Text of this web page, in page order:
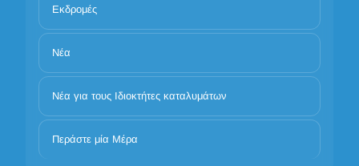
Εκδρομές
Νέα
Νέα για τους Ιδιοκτήτες καταλυμάτων
Περάστε μία Μέρα